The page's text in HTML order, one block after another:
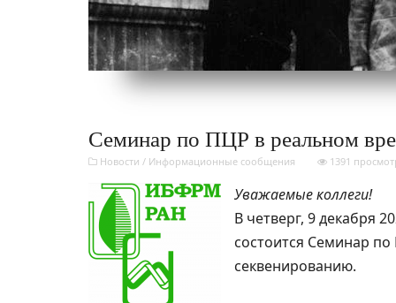
Семинар по ПЦР в реальном
Новости / Информационные сообщения 1391
Уважаемые коллеги!
В четверг, 9 декабря
состоится Семинар
секвенированию.